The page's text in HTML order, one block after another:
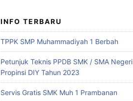
INFO TERBARU
TPPK SMP Muhammadiyah 1 Berbah
Petunjuk Teknis PPDB SMK / SMA Negeri
Propinsi DIY Tahun 2023
Servis Gratis SMK Muh 1 Prambanan